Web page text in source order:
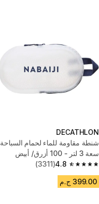
DECATHLON
شنطة مقاومة للماء لحمام السباحة
سعة 3 لتر - 100 أزرق/ أبيض
4.8
4.8 out of 5 stars from 3311 reviews
(3311)
399.00 ج.م